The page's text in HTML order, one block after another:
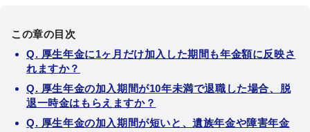
この章の目次
Q. 厚生年金に1ヶ月だけ加入した期間も年金額に反映さ
れますか？
Q. 厚生年金の加入期間が10年未満で退職した場合、脱
退一時金はもらえますか？
Q. 厚生年金の加入期間が短いと、遺族年金や障害年金